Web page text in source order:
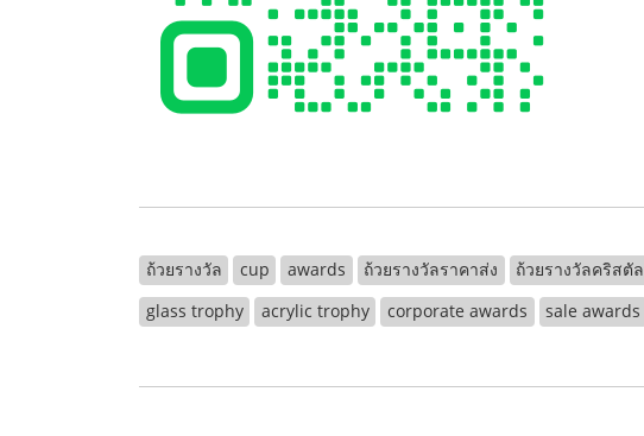
ถ้วยรางวัล cup awards ถ้วยรางวัลราคาส่ง ถ้วยรางวัลคริสตัล
glass trophy
acrylic trophy corporate awards sale awards